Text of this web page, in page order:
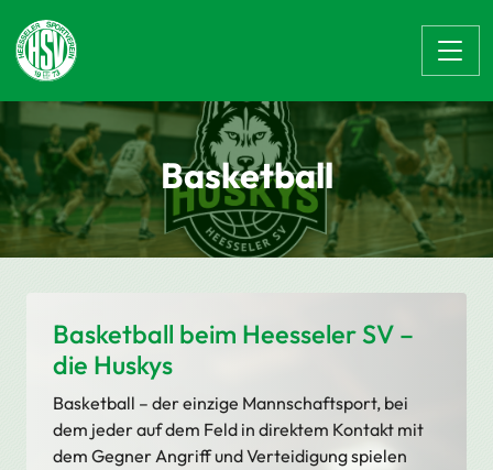
Zum Hauptinhalt springen
Basketball
Basketball beim Heesseler SV –
die Huskys
Basketball – der einzige Mannschaftsport, bei
dem jeder auf dem Feld in direktem Kontakt mit
dem Gegner Angriff und Verteidigung spielen